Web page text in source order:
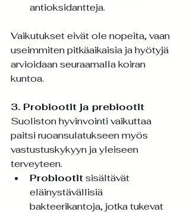
antioksidantteja.
Vaikutukset eivät ole nopeita, vaan
useimmiten pitkäaikaisia ja hyötyjä
arvioidaan seuraamalla koiran
kuntoa.
3. Probiootit ja prebiootit
Suoliston hyvinvointi vaikuttaa
paitsi ruoansulatukseen myös
vastustuskykyyn ja yleiseen
terveyteen.
Probiootit sisältävät
eläinystävällisiä
bakteerikantoja, jotka tukevat